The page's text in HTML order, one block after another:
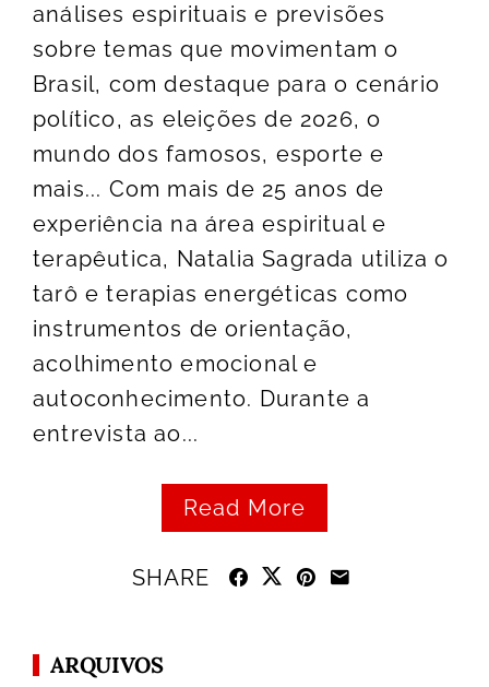
análises espirituais e previsões
sobre temas que movimentam o
Brasil, com destaque para o cenário
político, as eleições de 2026, o
mundo dos famosos, esporte e
mais... Com mais de 25 anos de
experiência na área espiritual e
terapêutica, Natalia Sagrada utiliza o
tarô e terapias energéticas como
instrumentos de orientação,
acolhimento emocional e
autoconhecimento. Durante a
entrevista ao...
Read More
SHARE
ARQUIVOS